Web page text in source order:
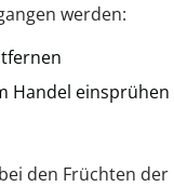
werden:
Handel einsprühen
den Früchten der